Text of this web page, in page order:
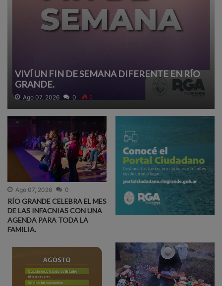
VIVÍ UN FIN DE SEMANA DIFERENTE EN RÍO
GRANDE.
Ago 07, 2026 0 2
Ago 07, 2026 0
RÍO GRANDE CELEBRA EL MES
DE LAS INFACNIAS CON UNA
AGENDA PARA TODA LA
FAMILIA.